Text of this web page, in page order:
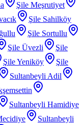
Şile Meşrutiyet
Şile Sahilköy
Şile Sortullu
Şile Üvezli
Şile
Şile Yeniköy
Şile
Sultanbeyli Adil
Sultanbeyli Hamidiye
Sultanbeyli